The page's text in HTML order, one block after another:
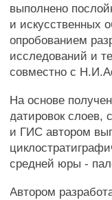
выполнено
и искусственных
опробованием
исследований и
совместно с
На основе
датировок слоев,
и ГИС автором
средней юры -
Автором